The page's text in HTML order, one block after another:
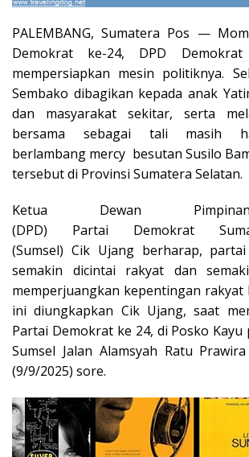
PALEMBANG, Sumatera Pos —
Demokrat ke-24, DPD
mempersiapkan mesin politiknya.
Sembako dibagikan kepada anak
dan masyarakat sekitar, serta
bersama sebagai tali masih
berlambang mercy besutan Susilo
tersebut di Provinsi Sumatera Selatan.
Ketua Dewan
(DPD) Partai Demokrat
(Sumsel) Cik Ujang berharap,
semakin dicintai rakyat dan
memperjuangkan kepentingan rakyat
ini diungkapkan Cik Ujang, saat
Partai Demokrat ke 24, di Posko
Sumsel Jalan Alamsyah Ratu
(9/9/2025) sore.